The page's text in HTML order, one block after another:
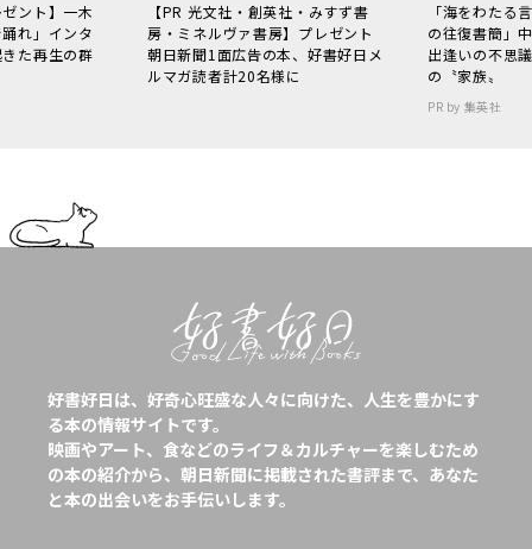
ント】一木
れ」インタ
た再生の群
【PR 光文社・創英社・みすず書
房・ミネルヴァ書房】プレゼント
朝日新聞1面広告の本、好書好日メ
ルマガ読者計20名様に
「海をわた
の往復書簡」
出逢いの不思
の〝家族〟
PR by 集英社
好書好日は、好奇心旺盛な人々に向けた、人生を豊かにす
る本の情報サイトです。
映画やアート、食などのライフ＆カルチャーを楽しむため
の本の紹介から、朝日新聞に掲載された書評まで、あなた
と本の出会いをお手伝いします。